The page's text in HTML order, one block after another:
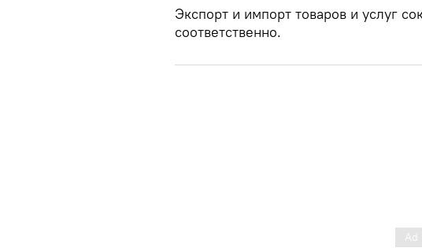
Экспорт и импорт товаров и услуг
соответственно.